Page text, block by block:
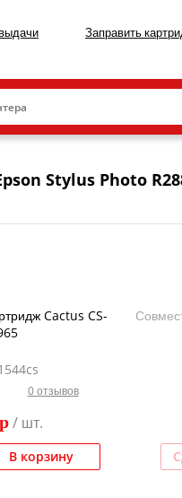
Заправить
Stylus Photo
Cactus CS-
0 отзывов
p/ шт.
В корзину